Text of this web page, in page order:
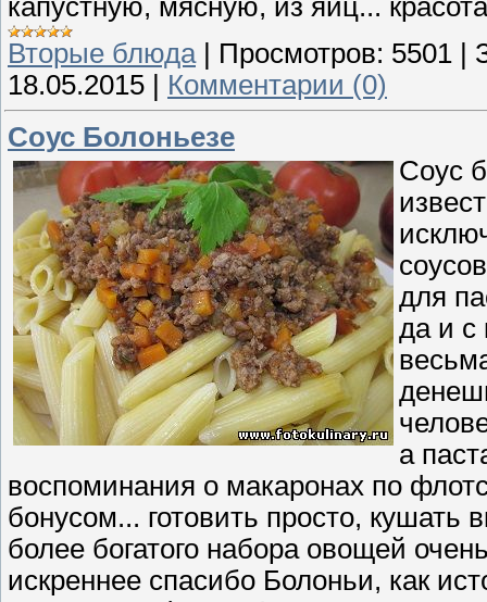
капустную, мясную, из яиц...
Вторые блюда| Просмотров: 5501
18.05.2015
Комментарии (0)
Соус Болоньезе
Соус
для
да и с
а
воспоминания о макаронах по
бонусом... готовить просто, кушать
более богатого набора овощей
искреннее спасибо Болоньи, как